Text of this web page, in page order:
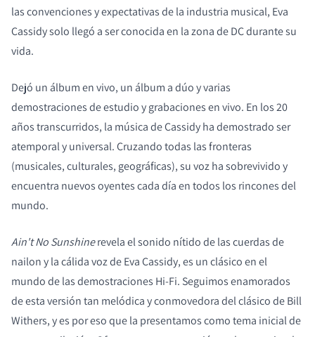
las convenciones y expectativas de la industria musical, Eva
Cassidy solo llegó a ser conocida en la zona de DC durante su
vida.
Dejó un álbum en vivo, un álbum a dúo y varias
demostraciones de estudio y grabaciones en vivo. En los 20
años transcurridos, la música de Cassidy ha demostrado ser
atemporal y universal. Cruzando todas las fronteras
(musicales, culturales, geográficas), su voz ha sobrevivido y
encuentra nuevos oyentes cada día en todos los rincones del
mundo.
Ain't No Sunshinerevela el sonido nítido de las cuerdas de
nailon y la cálida voz de Eva Cassidy, es un clásico en el
mundo de las demostraciones Hi-Fi. Seguimos enamorados
de esta versión tan melódica y conmovedora del clásico de Bill
Withers, y es por eso que la presentamos como tema inicial de
COMPARAR PRODUCTOS